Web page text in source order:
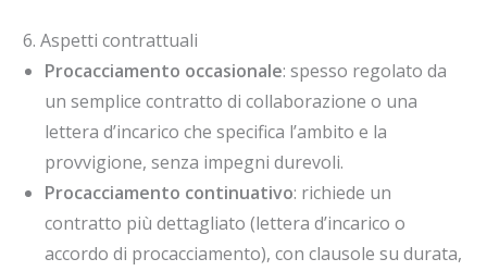
6. Aspetti contrattuali
Procacciamento occasionale: spesso regolato da
un semplice contratto di collaborazione o una
lettera d’incarico che specifica l’ambito e la
provvigione, senza impegni durevoli.
Procacciamento continuativo: richiede un
contratto più dettagliato (lettera d’incarico o
accordo di procacciamento), con clausole su durata,